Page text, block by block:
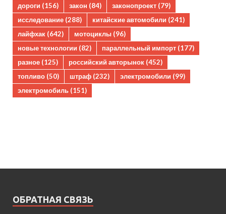
дороги (156) закон (84) законопроект (79)
исследование (288) китайские автомобили (241)
лайфхак (642) мотоциклы (96)
новые технологии (82) параллельный импорт (177)
разное (125) российский авторынок (452)
топливо (50) штраф (232) электромобили (99)
электромобиль (151)
ОБРАТНАЯ СВЯЗЬ